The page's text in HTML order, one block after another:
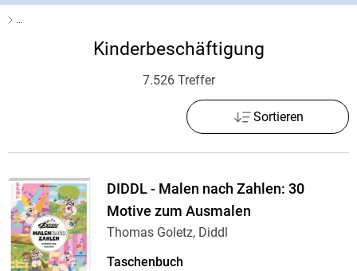
…
Kinderbeschäftigung
7.526 Treffer
Sortieren
DIDDL - Malen nach Zahlen: 30
Motive zum Ausmalen
Thomas Goletz, Diddl
Taschenbuch